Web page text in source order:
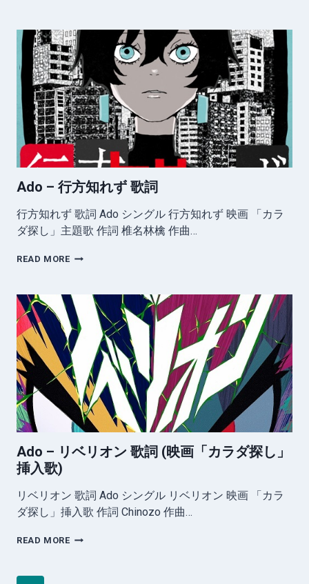
ー
リ
ン
ダ
ン
ス
歌
い
ま
し
た
詞
Ado – 行方知れず 歌詞
行方知れず 歌詞 Ado シングル 行方知れず 映画 「カラ
ダ探し」主題歌 作詞 椎名林檎 作曲…
READ MOREADO
方
知
れ
ず
歌
詞
Ado – リベリオン 歌詞 (映画「カラダ探し」
挿入歌)
リベリオン 歌詞 Ado シングル リベリオン 映画 「カラ
ダ探し」挿入歌 作詞 Chinozo 作曲…
READ MOREADO